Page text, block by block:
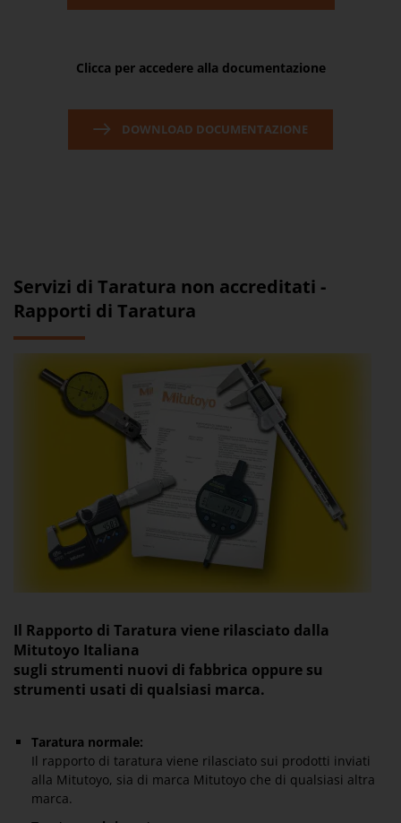
Clicca per accedere alla documentazione
DOWNLOAD DOCUMENTAZIONE
Servizi di Taratura non accreditati -
Rapporti di Taratura
Il Rapporto di Taratura viene rilasciato dalla
Mitutoyo Italiana
sugli strumenti nuovi di fabbrica oppure su
strumenti usati di qualsiasi marca.
Taratura normale:
Il rapporto di taratura viene rilasciato sui prodotti inviati
alla Mitutoyo, sia di marca Mitutoyo che di qualsiasi altra
marca.